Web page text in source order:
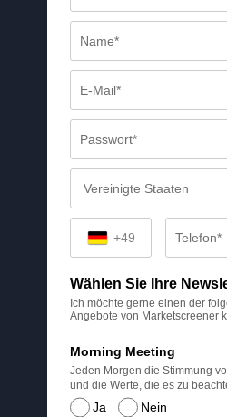
+49
Wählen Sie Ihre
Ich möchte gerne einen der
Angebote von Marketscreener
Ja Nein
Morning Meeting
Jeden Morgen die Stimmung
und die Werte, die es zu